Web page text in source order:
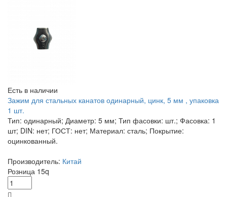
Есть в наличии
Зажим для стальных канатов одинарный, цинк, 5 мм , упаковка
1 шт.
Тип: одинарный; Диаметр: 5 мм; Тип фасовки: шт.; Фасовка: 1
шт; DIN: нет; ГОСТ: нет; Материал: сталь; Покрытие:
оцинкованный.
Производитель: Китай
Розница 15q